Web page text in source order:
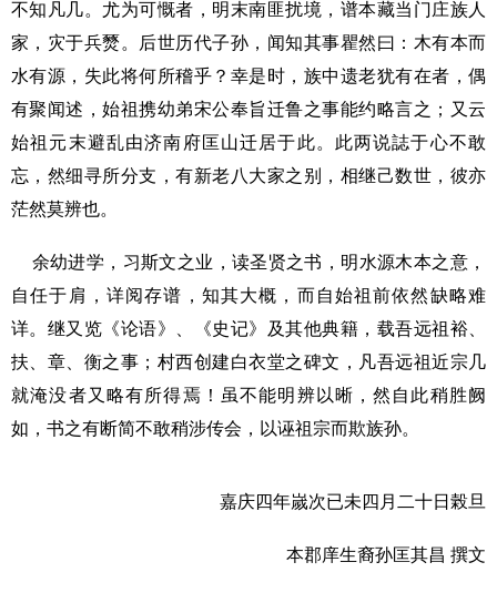
不知凡几。尤为可慨者，明末南匪扰境，谱本藏当门庄族人
家，灾于兵燹。后世历代子孙，闻知其事瞿然曰：木有本而
水有源，失此将何所稽乎？幸是时，族中遗老犹有在者，偶
有聚闻述，始祖携幼弟宋公奉旨迁鲁之事能约略言之；又云
始祖元末避乱由济南府匡山迁居于此。此两说誌于心不敢
忘，然细寻所分支，有新老八大家之别，相继己数世，彼亦
茫然莫辨也。
余幼进学，习斯文之业，读圣贤之书，明水源木本之意，
自任于肩，详阅存谱，知其大概，而自始祖前依然缺略难
详。继又览《论语》、《史记》及其他典籍，载吾远祖裕、
扶、章、衡之事；村西创建白衣堂之碑文，凡吾远祖近宗几
就淹没者又略有所得焉！虽不能明辨以晰，然自此稍胜阙
如，书之有断简不敢稍涉传会，以诬祖宗而欺族孙。
嘉庆四年嵗次已未四月二十日榖旦
本郡庠生裔孙匡其昌 撰文